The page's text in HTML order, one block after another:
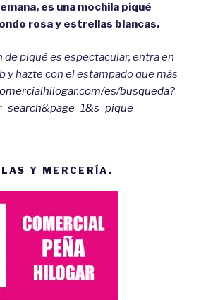
es una mochila piqué
rosa y estrellas blancas.
piqué es espectacular, entra en
y hazte con el estampado que más
es/busqueda?
Y MERCERÍA.